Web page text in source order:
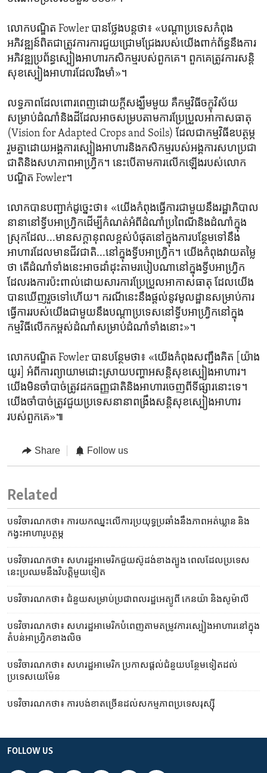
លោក​បណ្ឌិត Fowler បាន​ថ្លែង​បន្ត​ថា៖ «បណ្ដា​ប្រទេស​កំពុង​
អភិវឌ្ឍន៍​ពិតជា​ត្រូវការ​ការ​ជួយ​ជ្រោមជ្រែង​របស់​យើង​ពាក់ព័ន្ធ​នឹង​ការ​
អភិវឌ្ឍ​ប្រព័ន្ធ​ស្បៀង​អាហារ​កសិកម្ម​របស់​ពួកគេ។ ពួកគេ​ត្រូវការ​សន្តិ
សុខ​ស្បៀង​អាហារ​ដែល​រឹងមាំ»។
លទ្ធភាព​ដែល​ពោរពេញ​ដោយ​ក្ដី​សង្ឃឹម​មួយ ​គឺ​កម្មវិធី​ចក្ខុវិស័យ​
សម្រាប់​ដំណាំ​និង​ដី​ដែល​អាច​សម្រប​តាម​ការ​ប្រែប្រួល​អាកាសធាតុ
(Vision for Adapted Crops and Soils) ដែល​ជា​កម្មវិធី​ឧបត្ថម្ភ​
រួម​គ្នា​ដោយ​អង្គការ​ស្បៀង​អាហារ​និង​កសិកម្ម​របស់​អង្គការ​សហប្រជា
ជាតិ​និង​សហភាព​អាហ្វ្រិក។ នេះ​បើ​តាម​ការ​លើកឡើង​របស់​លោក​
បណ្ឌិត Fowler។
លោក​បាន​បញ្ជាក់​ដូច្នេះ​ថា៖ «យើង​កំពុង​ធ្វើការ​ជាមួយ​នឹង​រដ្ឋាភិបាល​
នានា​នៅ​ទ្វីប​អាហ្វ្រិក​ដើម្បី​កំណត់​អំពី​ដំណាំ​ប្រពៃណី​និង​ដំណាំ​ក្នុង​
ស្រុក​ដែល...មាន​សក្តានុពល​ខ្ពស់​បំផុត​នៅ​ក្នុង​ការ​បន្ថែម​ទៅ​នឹង​
អាហារ​ដែល​មាន​ជីវជាតិ...នៅ​ក្នុង​ទ្វីប​អាហ្វ្រិក។ យើង​កំពុង​វាយតម្លៃ​
ថា ​តើ​ដំណាំ​ទាំង​នេះ​អាច​ដាំដុះ​តាម​របៀប​ណា​នៅ​ក្នុង​ទ្វីប​អាហ្វ្រិក​
ដែល​រង​ការ​ប៉ះពាល់​ដោយសារ​ការ​ប្រែប្រួល​អាកាសធាតុ ដែល​យើង​
បាន​ឃើញ​រួច​ទៅ​ហើយ។ ករណី​នេះ​នឹង​ផ្ដល់​នូវ​មូលដ្ឋាន​សម្រាប់​ការ​
ធ្វើការ​របស់​យើង​ជាមួយ​នឹង​បណ្ដា​ប្រទេស​នៅ​ទ្វីប​អាហ្វ្រិក​នៅ​ក្នុង​
កម្មវិធី​លើក​កម្ពស់​ដំណាំ​សម្រាប់​ដំណាំ​ទាំង​នោះ»។
លោក​បណ្ឌិត Fowler បាន​បន្ថែម​ថា៖ «យើង​កំពុង​សញ្ជឹង​គិត [យ៉ាង​
យូរ] អំពី​ការ​ព្យាយាម​ដោះស្រាយ​បញ្ហា​អសន្តិសុខ​ស្បៀង​អាហារ។
យើង​មិន​ចាំបាច់​ត្រូវ​ដក​ធញ្ញជាតិ​និង​អាហារ​ចេញ​ពី​ទីផ្សារ​នោះ​ទេ។
យើង​ចាំបាច់​ត្រូវ​ជួយ​ប្រទេស​នានា​ពង្រឹង​សន្តិសុខ​ស្បៀង​អាហារ​
របស់​ពួកគេ»៕
Share Follow us
Related
បទវិចារណកថា៖ ការយក​ឈ្នះ​លើ​ការប្រយុទ្ធ​ប្រឆាំងនឹង​ភាពអត់ឃ្លាន និង​
កង្វះ​អាហារូបត្ថម្ភ
បទ​វិចារណកថា៖ សហរដ្ឋ​អាមេរិក​ជួយ​ស៊ូដង់​ខាងត្បូង​ ពេល​ដែល​ប្រទេស​
នេះ​ប្រឈម​នឹង​វិបត្តិ​មួយ​ទៀត
បទវិចារណកថា៖ ជំនួយ​សម្រាប់​ប្រជាពលរដ្ឋ​​​​អេត្យូពី កេនយ៉ា និង​សូម៉ាលី
បទវិចារណកថា៖ សហរដ្ឋ​អាមេរិក​បំពេញ​តាម​តម្រូវការ​ស្បៀង​អាហារ​នៅ​ក្នុង​
តំបន់​អាហ្វ្រិក​ខាង​លិច
បទវិចារណកថា៖ សហរដ្ឋ​អាមេរិក ប្រកាស​ផ្ដល់​ជំនួយ​បន្ថែម​ទៀត​ដល់​
ប្រទេស​យេម៉ែន
បទវិចារណកថា៖ ការបង់ខាត​ច្រើន​ដល់​សកម្មភាព​ប្រទេស​រុស្ស៊ី
FOLLOW US